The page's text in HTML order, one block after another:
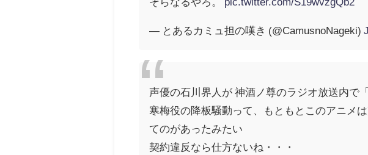
— とあるカミュ担の嘆き (@CamusnoNageki)
声優の石川界人が 神酒ノ尊のラジオ放送内で
寒梅役の降板騒動って、もともとこのアニメ
てのがあったみたい
契約違反なら仕方ないね・・・